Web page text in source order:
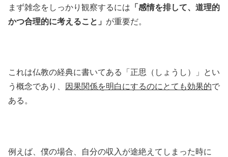
まず雑念をしっかり観察するには 「感情を排して、道理的
かつ合理的に考えること」 が重要だ。
これは仏教の経典に書いてある「正思（しょうし）」とい
う概念であり、
因果関係を明白にするのにとても効果的で
ある。
例えば、僕の場合、自分の収入が途絶えてしまった時に